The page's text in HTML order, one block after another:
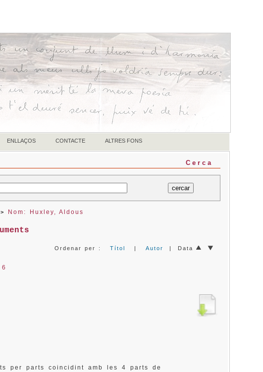
ENLLAÇOS CONTACTE ALTRES FONS
Cerca
Nom: Huxley, Aldous
Ordenar per :Títol |Autor | Data
per parts coincidint amb les 4 parts de